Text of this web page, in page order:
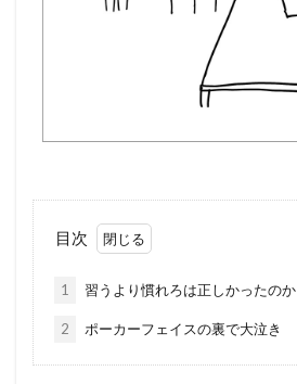
目次
1 習うより慣れろは正しかったのか
2 ポーカーフェイスの裏で大泣き